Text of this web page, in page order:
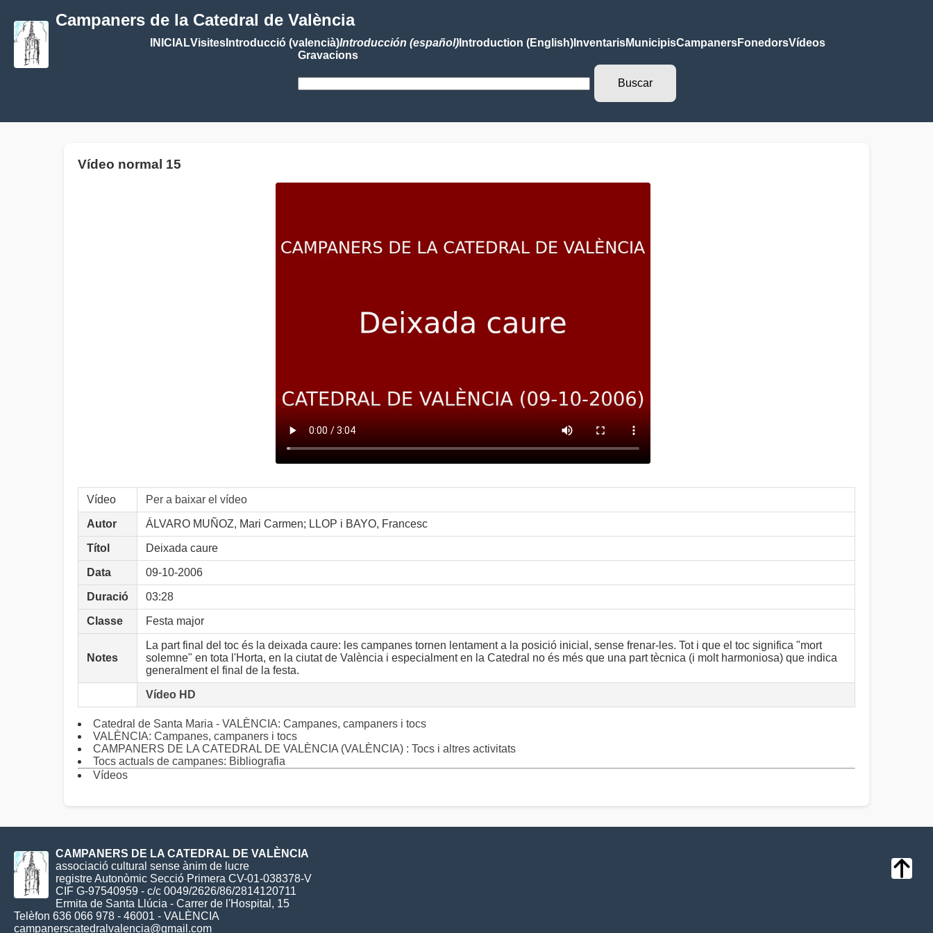
Campaners de la Catedral de València
INICIALVisitesIntroducció (valencià)Introducción (español)Introduction (English)InventarisMunicipisCampanersFonedorsVídeos
Gravacions
Vídeo normal 15
Vídeo Per a baixar el vídeo
Autor ÁLVARO MUÑOZ, Mari Carmen; LLOP i BAYO, Francesc
Títol Deixada caure
Data 09-10-2006
Duració 03:28
Classe Festa major
Notes
La part final del toc és la deixada caure: les campanes tornen lentament a la posició inicial, sense frenar-les. Tot i que el toc significa "mort
solemne" en tota l'Horta, en la ciutat de València i especialment en la Catedral no és més que una part tècnica (i molt harmoniosa) que indica
generalment el final de la festa.
Vídeo HD
Catedral de Santa Maria - VALÈNCIA: Campanes, campaners i tocs
VALÈNCIA: Campanes, campaners i tocs
CAMPANERS DE LA CATEDRAL DE VALÈNCIA (VALÈNCIA) : Tocs i altres activitats
Tocs actuals de campanes: Bibliografia
Vídeos
CAMPANERS DE LA CATEDRAL DE VALÈNCIA
associació cultural sense ànim de lucre
registre Autonòmic Secció Primera CV-01-038378-V
CIF G-97540959 - c/c 0049/2626/86/2814120711
Ermita de Santa Llúcia - Carrer de l'Hospital, 15
Telèfon 636 066 978 - 46001 - VALÈNCIA
campanerscatedralvalencia@gmail.com